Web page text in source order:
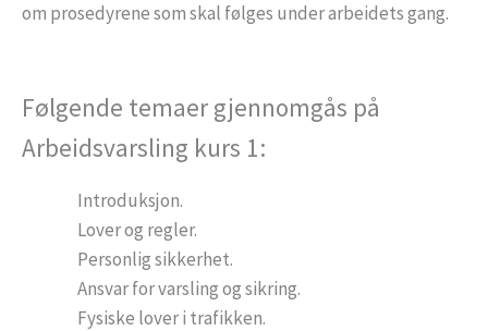
om prosedyrene som skal følges under arbeidets gang.
Følgende temaer gjennomgås på
Arbeidsvarsling kurs 1:
Introduksjon.
Lover og regler.
Personlig sikkerhet.
Ansvar for varsling og sikring.
Fysiske lover i trafikken.